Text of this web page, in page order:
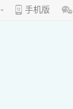
手机版